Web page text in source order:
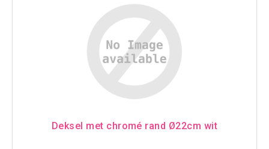
Deksel met chromé rand Ø22cm wit